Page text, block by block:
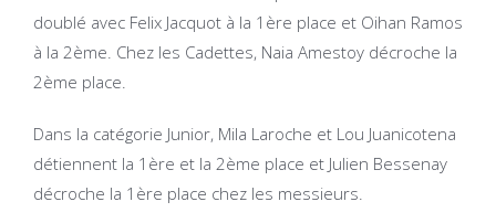
doublé avec Felix Jacquot à la 1ère place et Oihan Ramos
à la 2ème. Chez les Cadettes, Naia Amestoy décroche la
2ème place.
Dans la catégorie Junior, Mila Laroche et Lou Juanicotena
détiennent la 1ère et la 2ème place et Julien Bessenay
décroche la 1ère place chez les messieurs.